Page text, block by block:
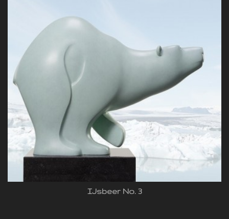
IJsbeer No. 3